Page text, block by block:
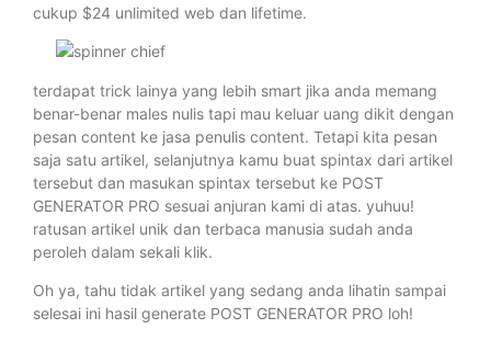
cukup $24 unlimited web dan lifetime.
terdapat trick lainya yang lebih smart jika anda memang
benar-benar males nulis tapi mau keluar uang dikit dengan
pesan content ke jasa penulis content. Tetapi kita pesan
saja satu artikel, selanjutnya kamu buat spintax dari artikel
tersebut dan masukan spintax tersebut ke POST
GENERATOR PRO sesuai anjuran kami di atas. yuhuu!
ratusan artikel unik dan terbaca manusia sudah anda
peroleh dalam sekali klik.
Oh ya, tahu tidak artikel yang sedang anda lihatin sampai
selesai ini hasil generate POST GENERATOR PRO loh!